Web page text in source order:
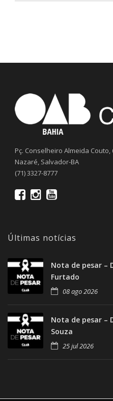
Pç. Conselheiro Almeida Couto,
Nazaré, Salvador-BA
(71) 3327-8777
Últimas notícias
Nota de pesar –
Furtado
08 ago 2026
Nota de pesar –
Souza
25 jul 2026